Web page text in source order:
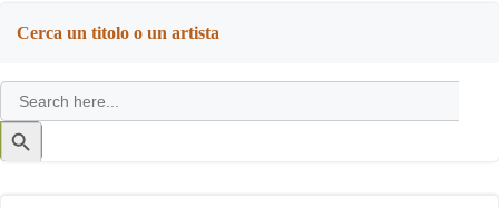
Cerca un titolo o un artista
Search
for:
Search
Button